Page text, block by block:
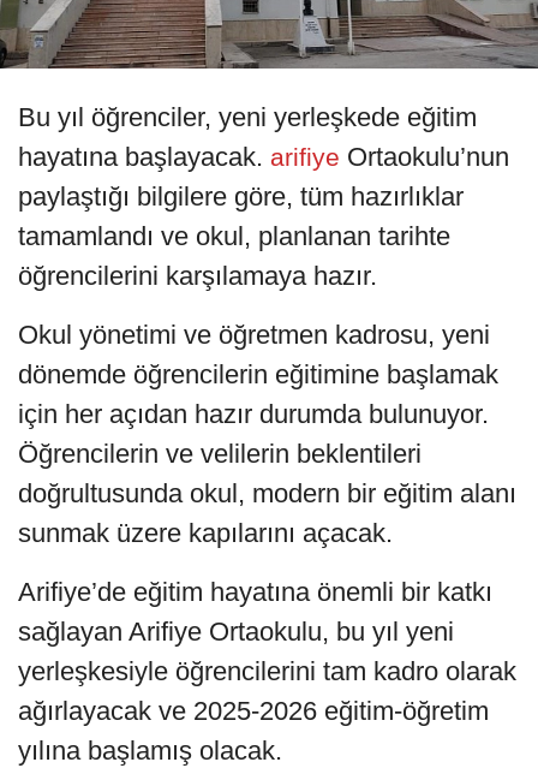
Bu yıl öğrenciler, yeni yerleşkede eğitim
hayatına başlayacak. arifiye Ortaokulu’nun
paylaştığı bilgilere göre, tüm hazırlıklar
tamamlandı ve okul, planlanan tarihte
öğrencilerini karşılamaya hazır.
Okul yönetimi ve öğretmen kadrosu, yeni
dönemde öğrencilerin eğitimine başlamak
için her açıdan hazır durumda bulunuyor.
Öğrencilerin ve velilerin beklentileri
doğrultusunda okul, modern bir eğitim alanı
sunmak üzere kapılarını açacak.
Arifiye’de eğitim hayatına önemli bir katkı
sağlayan Arifiye Ortaokulu, bu yıl yeni
yerleşkesiyle öğrencilerini tam kadro olarak
ağırlayacak ve 2025-2026 eğitim-öğretim
yılına başlamış olacak.